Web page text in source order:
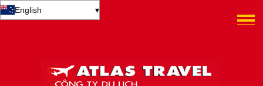
English ▾